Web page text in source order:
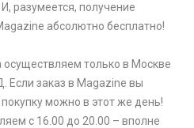
разумеется, получение
абсолютно бесплатно!
осуществляем только в Москве
Если заказ в Magazine вы
можно в этот же день!
с 16.00 до 20.00 – вполне